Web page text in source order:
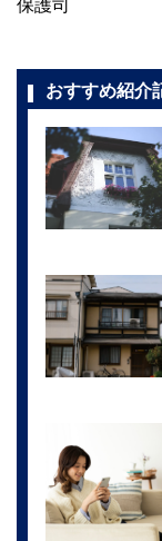
保護司
おすすめ紹介